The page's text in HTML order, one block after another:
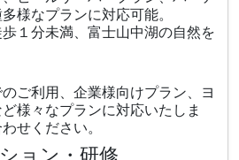
様なプランに対応可能。
１分未満、富士山中湖の自然を
ご利用、企業様向けプラン、ヨ
様々なプランに対応いたしま
せください。
ョン・研修